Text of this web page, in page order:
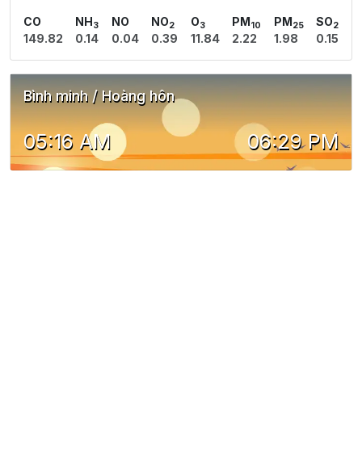
CO
149.82
NH 3
0.14
NO
0.04
NO2
0.39
O3
11.84
PM 10
2.22
PM 25
1.98
SO2
0.15
Bình minh / Hoàng hôn
05:16 AM 06:29 PM